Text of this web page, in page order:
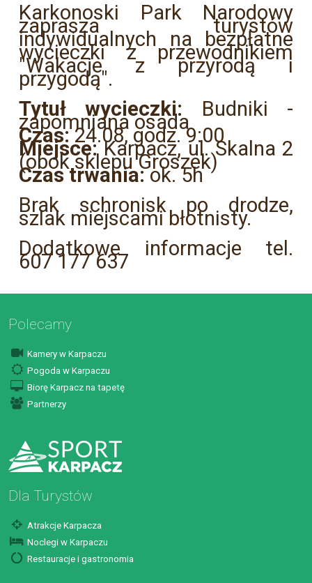
Karkonoski Park Narodowy
zaprasza turystów
indywidualnych na bezpłatne
wycieczki z przewodnikiem
"Wakacje z przyrodą i
przygodą".
Tytuł wycieczki: Budniki -
zapomniana osada
Czas:24.08, godz. 9:00
Miejsce:Karpacz, ul. Skalna 2
(obok sklepu Groszek)
Czas trwania:ok. 5h
Brak schronisk po drodze,
szlak miejscami błotnisty.
Dodatkowe informacje tel.
607 177 637
Polecamy
Kamery w Karpaczu
Pogoda w Karpaczu
Biorę Karpacz na tapetę
Partnerzy
Dla Turystów
Atrakcje Karpacza
Noclegi w Karpaczu
Restauracje i gastronomia